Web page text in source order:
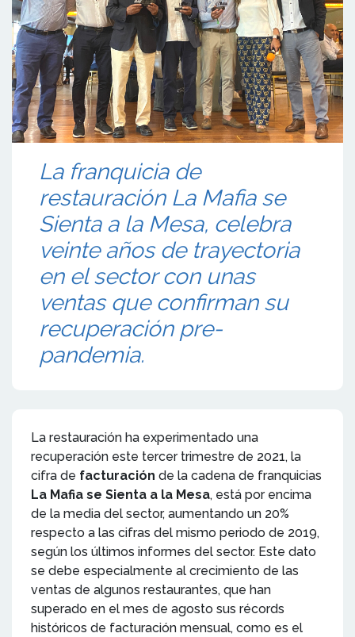
La franquicia de
restauración La Mafia se
Sienta a la Mesa, celebra
veinte años de trayectoria
en el sector con unas
ventas que confirman su
recuperación pre-
pandemia.
La restauración ha experimentado una
recuperación este tercer trimestre de 2021, la
cifra de facturación de la cadena de franquicias
La Mafia se Sienta a la Mesa, está por encima
de la media del sector, aumentando un 20%
respecto a las cifras del mismo periodo de 2019,
según los últimos informes del sector. Este dato
se debe especialmente al crecimiento de las
ventas de algunos restaurantes, que han
superado en el mes de agosto sus récords
históricos de facturación mensual, como es el